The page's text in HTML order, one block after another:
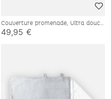
Couverture promenade, Ultra douce
49,95 €